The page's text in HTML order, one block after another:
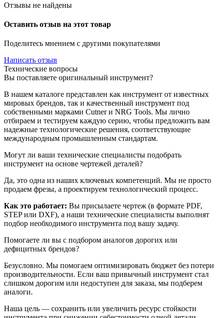
Отзывы не найдены
Оставить отзыв на этот товар
Поделитесь мнением с другими покупателями
Написать отзыв
Технические вопросы
Вы поставляете оригинальный инструмент?
В нашем каталоге представлен как инструмент от известных
мировых брендов, так и качественный инструмент под
собственными марками Cutner и NRG Tools. Мы лично
отбираем и тестируем каждую серию, чтобы предложить вам
надежные технологические решения, соответствующие
международным промышленным стандартам.
Могут ли ваши технические специалисты подобрать
инструмент на основе чертежей деталей?
Да, это одна из наших ключевых компетенций. Мы не просто
продаем фрезы, а проектируем технологический процесс.
Как это работает: Вы присылаете чертеж (в формате PDF,
STEP или DXF), а наши технические специалисты выполнят
подбор необходимого инструмента под вашу задачу.
Помогаете ли вы с подбором аналогов дорогих или
дефицитных брендов?
Безусловно. Мы помогаем оптимизировать бюджет без потери
производительности. Если ваш привычный инструмент стал
слишком дорогим или недоступен для заказа, мы подберем
аналоги.
Наша цель — сохранить или увеличить ресурс стойкости